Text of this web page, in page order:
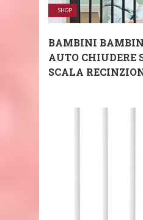
SHOP
BAMBINI
AUTO CHIUDERE
SCALA